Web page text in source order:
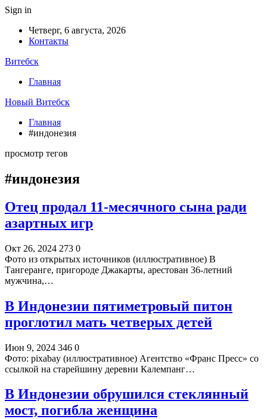
Sign in
Четверг, 6 августа, 2026
Контакты
Витебск
Главная
Новый Витебск
Главная
#индонезия
просмотр тегов
#индонезия
Отец продал 11-месячного сына ради
азартных игр
Окт 26, 2024 273 0
Фото из открытых источников (иллюстративное) В
Тангеранге, пригороде Джакарты, арестован 36-летний
мужчина,…
В Индонезии пятиметровый питон
проглотил мать четверых детей
Июн 9, 2024 346 0
Фото: pixabay (иллюстративное) Агентство «Франс Пресс» со
ссылкой на старейшину деревни Калемпанг…
В Индонезии обрушился стеклянный
мост, погибла женщина